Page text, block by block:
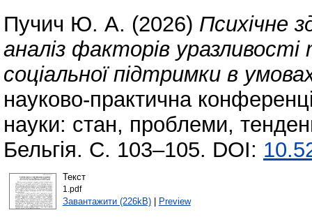
Пучич Ю. А. (2026) Психічне
аналіз факторів уразливості
соціальної підтримки в
науково-практична
науки: стан, проблеми,
Бельгія. С. 103–105. DOI:
Текст
1.pdf
Завантажити (226kB)| Preview